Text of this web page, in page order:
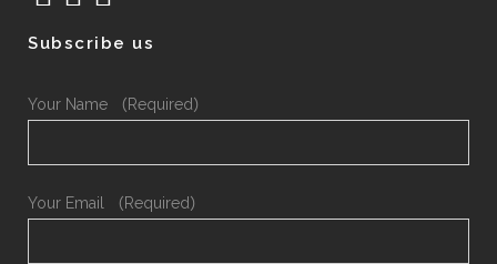
Subscribe us
Your Name （Required）
Your Email （Required）